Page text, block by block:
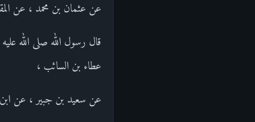
عن عثمان بن محمد ، عن
قال رسول الله صلى الله
عطاء بن السائب ،
عن سعيد بن جبير ، عن ابن